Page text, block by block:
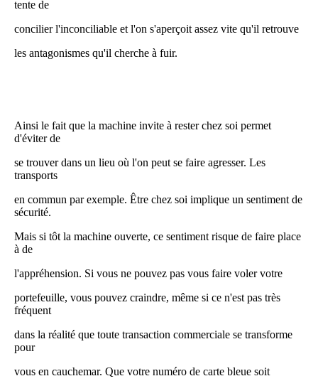
tente de
concilier l'inconciliable et l'on s'aperçoit assez vite qu'il retrouve
les antagonismes qu'il cherche à fuir.
Ainsi le fait que la machine invite à rester chez soi permet
d'éviter de
se trouver dans un lieu où l'on peut se faire agresser. Les
transports
en commun par exemple. Être chez soi implique un sentiment de
sécurité.
Mais si tôt la machine ouverte, ce sentiment risque de faire place
à de
l'appréhension. Si vous ne pouvez pas vous faire voler votre
portefeuille, vous pouvez craindre, même si ce n'est pas très
fréquent
dans la réalité que toute transaction commerciale se transforme
pour
vous en cauchemar. Que votre numéro de carte bleue soit